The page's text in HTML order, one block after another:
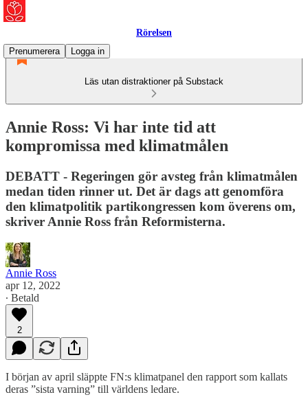
Rörelsen
Prenumerera
Logga in
Läs utan distraktioner på Substack
Annie Ross: Vi har inte tid att
kompromissa med klimatmålen
DEBATT - Regeringen gör avsteg från klimatmålen
medan tiden rinner ut. Det är dags att genomföra
den klimatpolitik partikongressen kom överens om,
skriver Annie Ross från Reformisterna.
Annie Ross
apr 12, 2022
∙ Betald
2
I början av april släppte FN:s klimatpanel den rapport som kallats
deras ”sista varning” till världens ledare.